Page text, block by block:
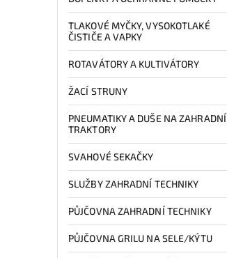
TLAKOVÉ MYČKY, VYSOKOTLAKÉ
ČISTIČE A VAPKY
ROTAVÁTORY A KULTIVÁTORY
ŽACÍ STRUNY
PNEUMATIKY A DUŠE NA ZAHRADNÍ
TRAKTORY
SVAHOVÉ SEKAČKY
SLUŽBY ZAHRADNÍ TECHNIKY
PŮJČOVNA ZAHRADNÍ TECHNIKY
PŮJČOVNA GRILU NA SELE/KÝTU